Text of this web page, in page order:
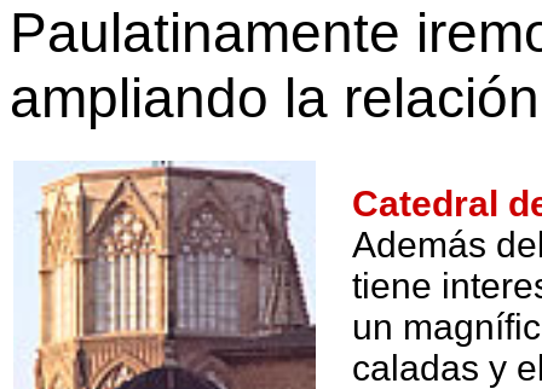
Paulatinamente
ampliando la
Catedral
Además
tiene
un
caladas y